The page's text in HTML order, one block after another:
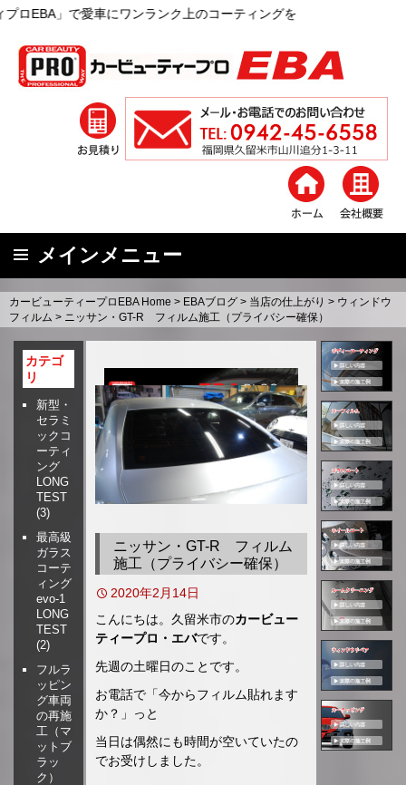
車にワンランク上のコーティングを
メインメニュー
コ
ン
カービューティープロEBA Home > EBAブログ > 当店の仕上がり > ウィンドウ
フィルム > ニッサン・GT-R フィルム施工（プライバシー確保）
ニッサン・GT-R フィルム
施工（プライバシー確保）
2020年2月14日
こんにちは。久留米市のカービュー
ティープロ・エバです。
先週の土曜日のことです。
お電話で「今からフィルム貼れます
か？」っと
当日は偶然にも時間が空いていたの
でお受けしました。
カテゴ
リ
新型・
セラミ
ックコ
ーティ
ング
LONG
TEST
(3)
最高級
ガラス
コーテ
ィング
evo-1
LONG
TEST
(2)
フルラ
ッピン
グ車両
の再施
工（マ
ットブ
ラッ
ク）